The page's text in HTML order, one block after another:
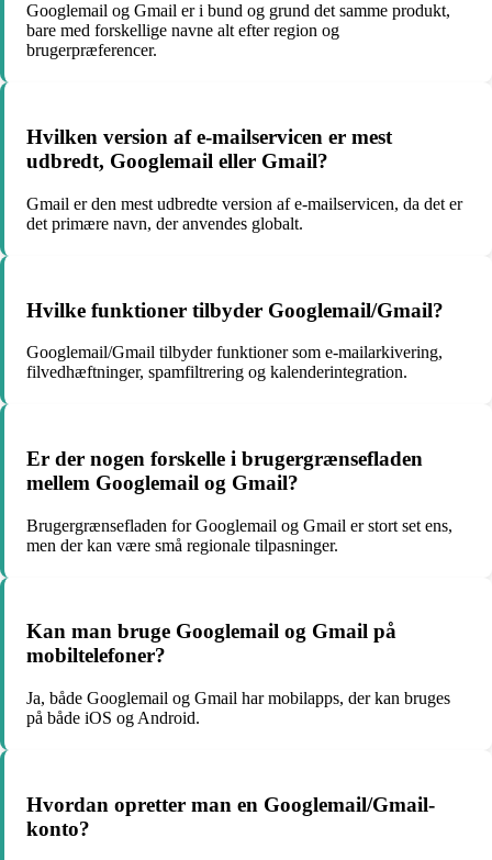
Googlemail og Gmail er i bund og grund det samme produkt,
bare med forskellige navne alt efter region og
brugerpræferencer.
Hvilken version af e-mailservicen er mest
udbredt, Googlemail eller Gmail?
Gmail er den mest udbredte version af e-mailservicen, da det er
det primære navn, der anvendes globalt.
Hvilke funktioner tilbyder Googlemail/Gmail?
Googlemail/Gmail tilbyder funktioner som e-mailarkivering,
filvedhæftninger, spamfiltrering og kalenderintegration.
Er der nogen forskelle i brugergrænsefladen
mellem Googlemail og Gmail?
Brugergrænsefladen for Googlemail og Gmail er stort set ens,
men der kan være små regionale tilpasninger.
Kan man bruge Googlemail og Gmail på
mobiltelefoner?
Ja, både Googlemail og Gmail har mobilapps, der kan bruges
på både iOS og Android.
Hvordan opretter man en Googlemail/Gmail-
konto?